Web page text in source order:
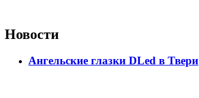
Новости
Ангельские глазки DLed в Твери